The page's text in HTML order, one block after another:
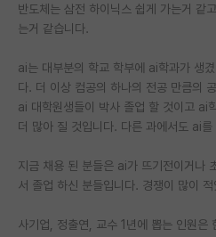
취업 게시판
임용 후기 게시판
PI 전용 게시판
인문사회 계열 게시판
특수/전문대학원 게시판
반도체는 삼전 하이닉스 쉽게 가는거 같
는거 같습니다.
ai는 대부분의 학교 학부에 ai학과가 생
다. 더 이상 컴공의 하나의 전공 만큼의
ai 대학원생들이 박사 졸업 할 것이고 ai
더 많아 질 것입니다. 다른 과에서도 ai
지금 채용 된 분들은 ai가 뜨기전이거나
서 졸업 하신 분들입니다. 경쟁이 많이 적
사기업, 정출연, 교수 1년에 뽑는 인원은